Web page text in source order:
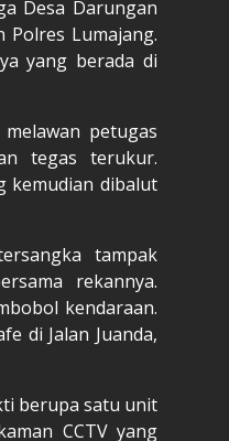
Desa Darungan
Polres Lumajang.
yang berada di
petugas
tegas terukur.
kemudian dibalut
tampak
rekannya.
kendaraan.
di Jalan Juanda,
berupa satu unit
CCTV yang